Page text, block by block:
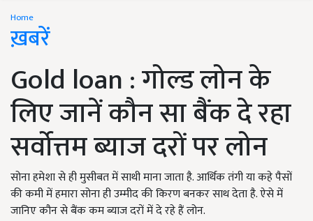
Home
ख़बरें
Gold loan : गोल्ड लोन के
लिए जानें कौन सा बैंक दे रहा
सर्वोत्तम ब्याज दरों पर लोन
सोना हमेशा से ही मुसीबत में साथी माना जाता है. आर्थिक तंगी या कहे पैसों
की कमी में हमारा सोना ही उम्मीद की किरण बनकर साथ देता है. ऐसे में
जानिए कौन से बैंक कम ब्याज दरों में दे रहे हैं लोन.